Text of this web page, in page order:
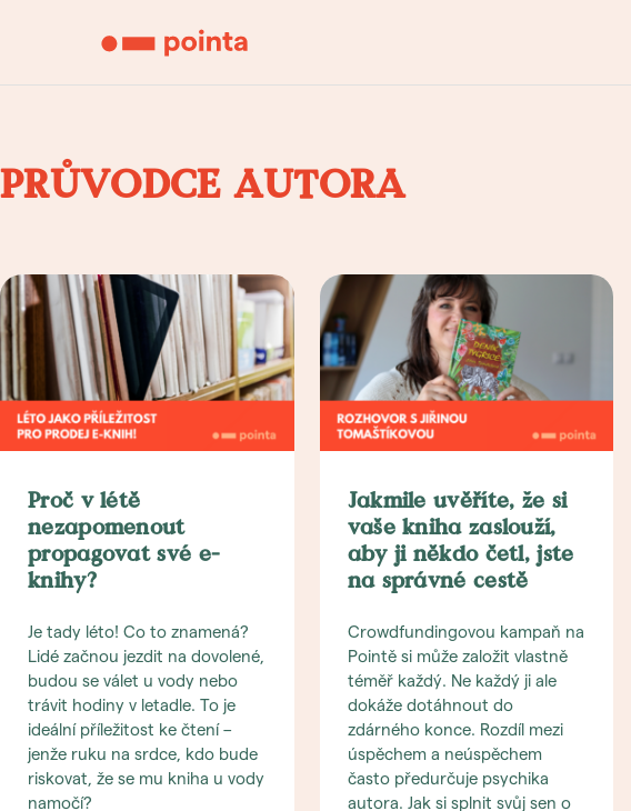
PRŮVODCE AUTORA
Proč v létě
nezapomenout
propagovat své e-
knihy?
Je tady léto! Co to znamená?
Lidé začnou jezdit na dovolené,
budou se válet u vody nebo
trávit hodiny v letadle. To je
ideální příležitost ke čtení –
jenže ruku na srdce, kdo bude
riskovat, že se mu kniha u vody
namočí?
Jakmile uvěříte, že si
vaše kniha zaslouží,
aby ji někdo četl, jste
na správné cestě
Crowdfundingovou kampaň na
Pointě si může založit vlastně
téměř každý. Ne každý ji ale
dokáže dotáhnout do
zdárného konce. Rozdíl mezi
úspěchem a neúspěchem
často předurčuje psychika
autora. Jak si splnit svůj sen o